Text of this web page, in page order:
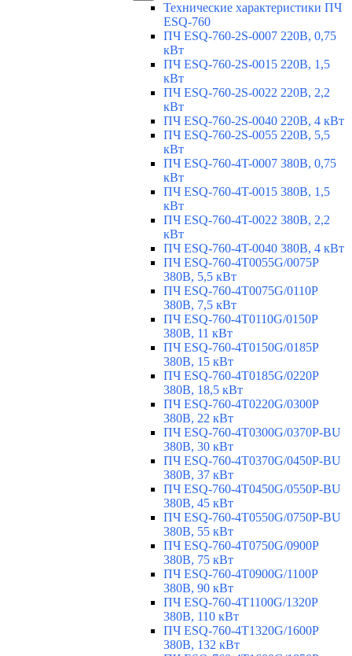
Технические характеристики ПЧ
ESQ-760
ПЧ ESQ-760-2S-0007 220В, 0,75
кВт
ПЧ ESQ-760-2S-0015 220В, 1,5
кВт
ПЧ ESQ-760-2S-0022 220В, 2,2
кВт
ПЧ ESQ-760-2S-0040 220В, 4 кВт
ПЧ ESQ-760-2S-0055 220В, 5,5
кВт
ПЧ ESQ-760-4T-0007 380В, 0,75
кВт
ПЧ ESQ-760-4T-0015 380В, 1,5
кВт
ПЧ ESQ-760-4T-0022 380В, 2,2
кВт
ПЧ ESQ-760-4T-0040 380В, 4 кВт
ПЧ ESQ-760-4T0055G/0075P
380В, 5,5 кВт
ПЧ ESQ-760-4T0075G/0110P
380В, 7,5 кВт
ПЧ ESQ-760-4T0110G/0150P
380В, 11 кВт
ПЧ ESQ-760-4T0150G/0185P
380В, 15 кВт
ПЧ ESQ-760-4T0185G/0220P
380В, 18,5 кВт
ПЧ ESQ-760-4T0220G/0300P
380В, 22 кВт
ПЧ ESQ-760-4T0300G/0370P-BU
380В, 30 кВт
ПЧ ESQ-760-4T0370G/0450P-BU
380В, 37 кВт
ПЧ ESQ-760-4T0450G/0550P-BU
380В, 45 кВт
ПЧ ESQ-760-4T0550G/0750P-BU
380В, 55 кВт
ПЧ ESQ-760-4T0750G/0900P
380В, 75 кВт
ПЧ ESQ-760-4T0900G/1100P
380В, 90 кВт
ПЧ ESQ-760-4T1100G/1320P
380В, 110 кВт
ПЧ ESQ-760-4T1320G/1600P
380В, 132 кВт